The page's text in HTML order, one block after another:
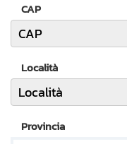
CAP
Località
Provincia